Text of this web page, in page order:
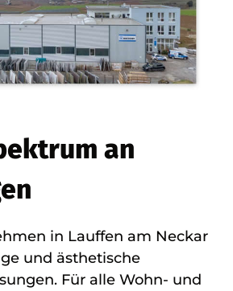
an
in Lauffen am Neckar
und ästhetische
Für alle Wohn- und